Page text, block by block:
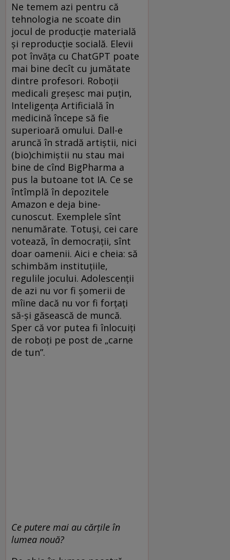
Ne temem azi pentru că
tehnologia ne scoate din
jocul de producție materială
și reproducție socială. Elevii
pot învăța cu ChatGPT poate
mai bine decît cu jumătate
dintre profesori. Roboții
medicali greșesc mai puțin,
Inteligența Artificială în
medicină începe să fie
superioară omului. Dall-e
aruncă în stradă artiștii, nici
(bio)chimiștii nu stau mai
bine de cînd BigPharma a
pus la butoane tot IA. Ce se
întîmplă în depozitele
Amazon e deja bine-
cunoscut. Exemplele sînt
nenumărate. Totuși, cei care
votează, în democrații, sînt
doar oamenii. Aici e cheia: să
schimbăm instituțiile,
regulile jocului. Adolescenții
de azi nu vor fi șomerii de
mîine dacă nu vor fi forțați
să-și găsească de muncă.
Sper că vor putea fi înlocuiți
de roboți pe post de „carne
de tun”.
Ce putere mai au cărțile în
lumea nouă?